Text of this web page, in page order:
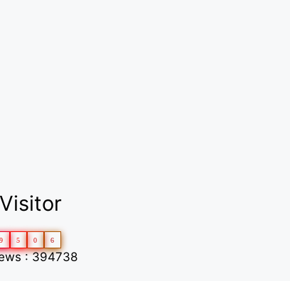
9 5 0 6
: 394738